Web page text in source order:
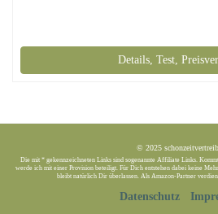
Details, Test,
© 2025
Die mit * gekennzeichneten Links sind sogenannte Affiliate Links.
werde ich mit einer Provision beteiligt. Für Dich entstehen dabei keine
bleibt natürlich Dir überlassen. Als Amazon-Partner
Datenschutz